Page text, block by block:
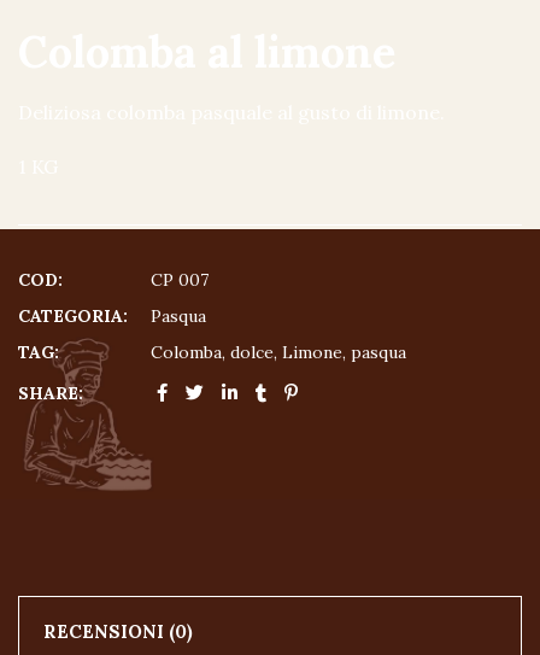
COD:
CP 007
CATEGORIA:
Pasqua
TAG:
Colomba, dolce, Limone, pasqua
SHARE:
RECENSIONI (0)